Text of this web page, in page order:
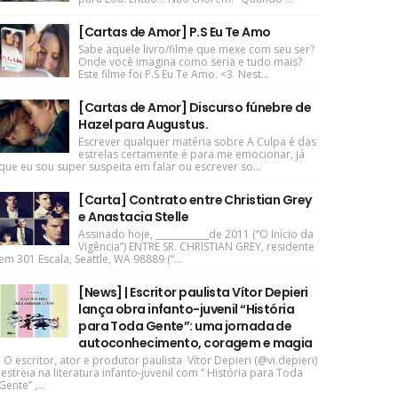
[Cartas de Amor] P.S Eu Te Amo
Sabe aquele livro/filme que mexe com seu ser?
Onde você imagina como seria e tudo mais?
Este filme foi P.S Eu Te Amo. <3 Nest...
[Cartas de Amor] Discurso fúnebre de
Hazel para Augustus.
Escrever qualquer matéria sobre A Culpa é das
estrelas certamente é para me emocionar, já
eu sou super suspeita em falar ou escrever so...
[Carta] Contrato entre Christian Grey
e Anastacia Stelle
Assinado hoje, ____________de 2011 (“O Início da
Vigência”) ENTRE SR. CHRISTIAN GREY, residente
301 Escala, Seattle, WA 98889 (“...
[News] | Escritor paulista Vítor Depieri
lança obra infanto-juvenil “História
para Toda Gente”: uma jornada de
autoconhecimento, coragem e magia
escritor, ator e produtor paulista Vítor Depieri (@vi.depieri)
na literatura infanto-juvenil com “ História para Toda
,...